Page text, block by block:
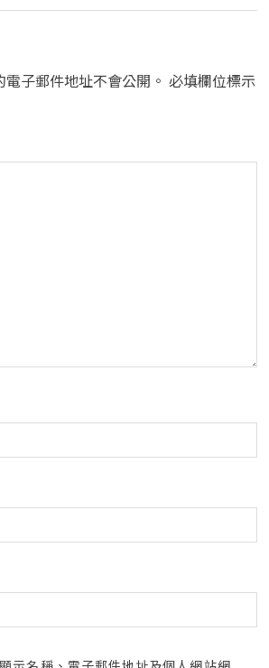
子郵件地址不會公開。 必填欄位標示